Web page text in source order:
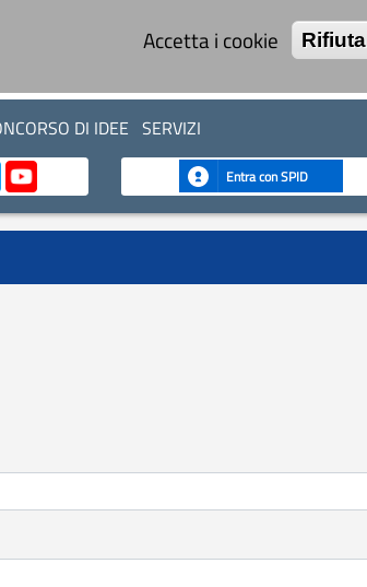
Accetta i cookie Rifiuta
DI IDEE SERVIZI
Entra con SPID